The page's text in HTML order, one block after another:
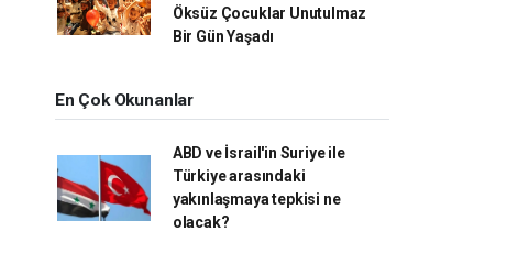
Öksüz Çocuklar Unutulmaz
Bir Gün Yaşadı
En Çok Okunanlar
ABD ve İsrail'in Suriye ile
Türkiye arasındaki
yakınlaşmaya tepkisi ne
olacak?